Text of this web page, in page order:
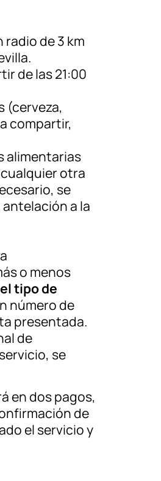
radio de 3 km
de las 21:00
(cerveza,
compartir,
alimentarias
otra
se
a la
o menos
tipo de
número de
presentada.
de
se
en dos pagos,
de
el servicio y